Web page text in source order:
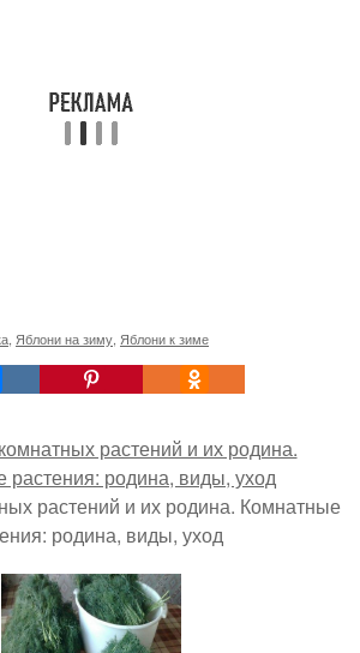
Яблони на зиму Яблони к зиме
растений и их родина. Комнатные
родина, виды, уход